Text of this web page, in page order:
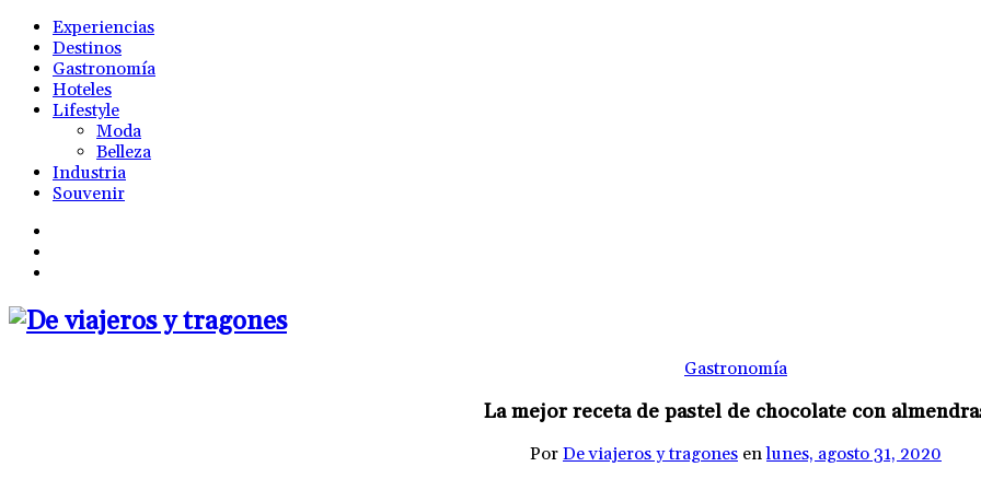
Experiencias
Destinos
Gastronomía
Hoteles
Lifestyle
Moda
Belleza
Industria
Souvenir
Gastronomía
La mejor receta de pastel de chocolate con
Por De viajeros y tragones enlunes, agosto 31, 2020